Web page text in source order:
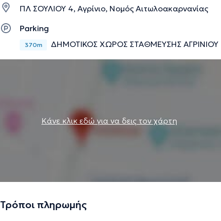
ΠΛ ΣΟΥΛΙΟΥ 4, Αγρίνιο, Νομός Αιτωλοακαρνανίας
Parking
370m ΔΗΜΟΤΙΚΟΣ ΧΩΡΟΣ ΣΤΑΘΜΕΥΣΗΣ ΑΓΡΙΝΙΟΥ
Κάνε κλικ εδώ για να δεις τον χάρτη
Τρόποι πληρωμής